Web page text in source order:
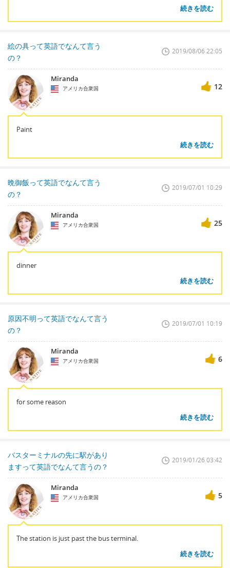
続きを読む
絵の具って英語でなんて言う
の？
2019/08/06 22:05
Miranda
アメリカ合衆国 12
Paint
続きを読む
晩御飯って英語でなんて言う
の？
2019/07/01 10:29
Miranda
アメリカ合衆国 25
dinner
続きを読む
原因不明って英語でなんて言う
の？
2019/07/01 10:19
Miranda
アメリカ合衆国 6
for some reason
続きを読む
バスターミナルの先に駅があり
ますって英語でなんて言うの？
2019/01/26 03:42
Miranda
アメリカ合衆国 5
The station is just past the bus terminal.
続きを読む